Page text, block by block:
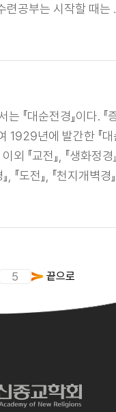
련공부는 시작할 때는
며, 교사로서는 『순천
한누리, 1988) 『한국
순천도 법문파」(김홍
『대순전경』이다. 『
1929년에 발간한 『대
『교전』, 『생화정경
, 『도전』, 『천지개벽경』
고문헌> 『증산천사공
교사』(홍범초, 도서출
5 끝으로